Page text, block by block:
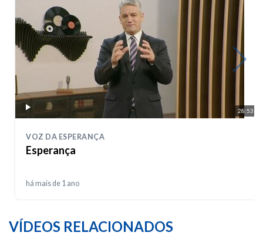
28:53
VOZ DA ESPERANÇA
Esperança
há mais de 1 ano
VÍDEOS RELACIONADOS